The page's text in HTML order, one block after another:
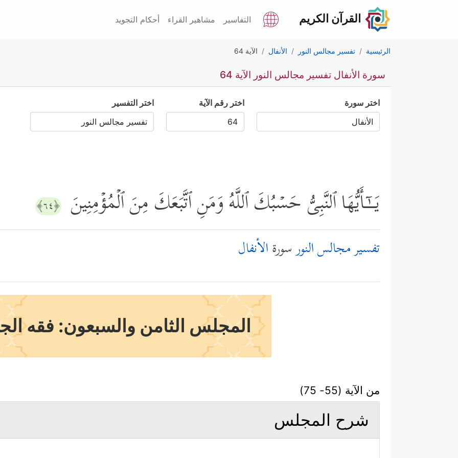
القرآن الكريم التفاسير مشاهير القراء أحكام التجويد
الرئيسية تفسير مجالس النور الأنفال الآية 64
سورة الأنفال تفسير مجالس النور الآية 64
اختر سورة اختر رقم الآية اختر التفسير
یَــٰۤـأَیُّهَا ٱلنَّبِیُّ حَسۡبُكَ ٱللَّهُ وَمَنِ ٱتَّبَعَكَ مِنَ ٱلۡمُؤۡمِنِینَ ﴿٦٤﴾
تفسير مجالس النورسورةالأنفال
المجلس الثامن والسبعون: فقه
من الآية (55- 75)
شرح المجلس